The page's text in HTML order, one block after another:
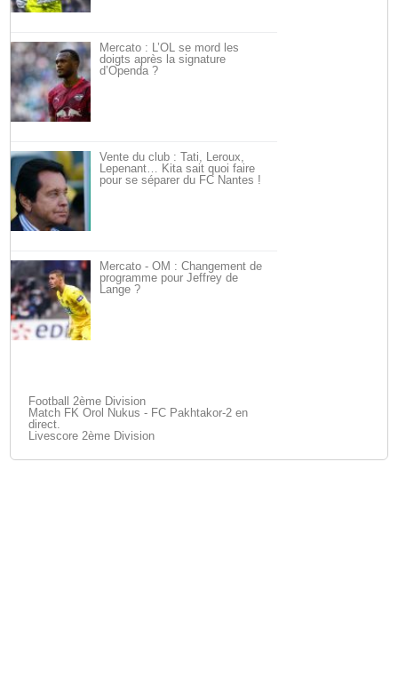
Mercato : L’OL se mord les
doigts après la signature
d’Openda ?
Vente du club : Tati, Leroux,
Lepenant… Kita sait quoi faire
pour se séparer du FC Nantes !
Mercato - OM : Changement de
programme pour Jeffrey de
Lange ?
Football 2ème Division
Match FK Orol Nukus - FC Pakhtakor-2 en
direct.
Livescore 2ème Division